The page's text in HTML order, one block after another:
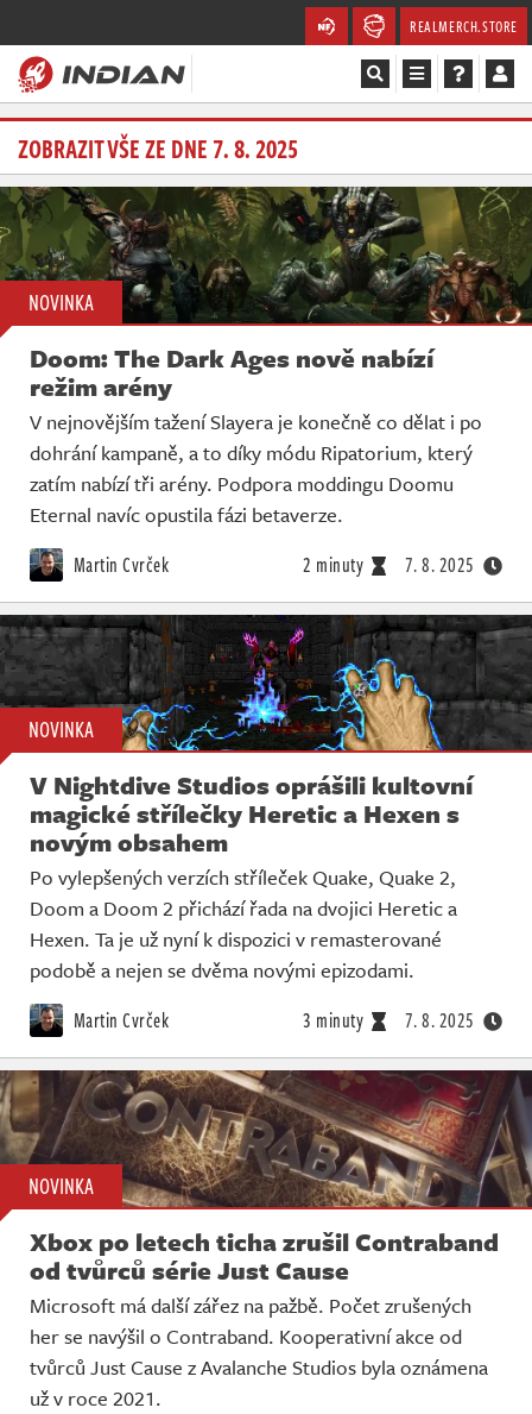
REALMERCH.STORE
Magazín
Recenze
Videa
Soutěže
Databáze
Komunita
Redakce
Živě
ZOBRAZIT VŠE ZE DNE 7. 8. 2025
NOVINKA
Doom: The Dark Ages nově nabízí
režim arény
V nejnovějším tažení Slayera je konečně co dělat i po
dohrání kampaně, a to díky módu Ripatorium, který
zatím nabízí tři arény. Podpora moddingu Doomu
Eternal navíc opustila fázi betaverze.
Martin Cvrček 2 minuty 7. 8. 2025
NOVINKA
V Nightdive Studios oprášili kultovní
magické střílečky Heretic a Hexen s
novým obsahem
Po vylepšených verzích stříleček Quake, Quake 2,
Doom a Doom 2 přichází řada na dvojici Heretic a
Hexen. Ta je už nyní k dispozici v remasterované
podobě a nejen se dvěma novými epizodami.
Martin Cvrček 3 minuty 7. 8. 2025
NOVINKA
Xbox po letech ticha zrušil Contraband
od tvůrců série Just Cause
Microsoft má další zářez na pažbě. Počet zrušených
her se navýšil o Contraband. Kooperativní akce od
tvůrců Just Cause z Avalanche Studios byla oznámena
už v roce 2021.